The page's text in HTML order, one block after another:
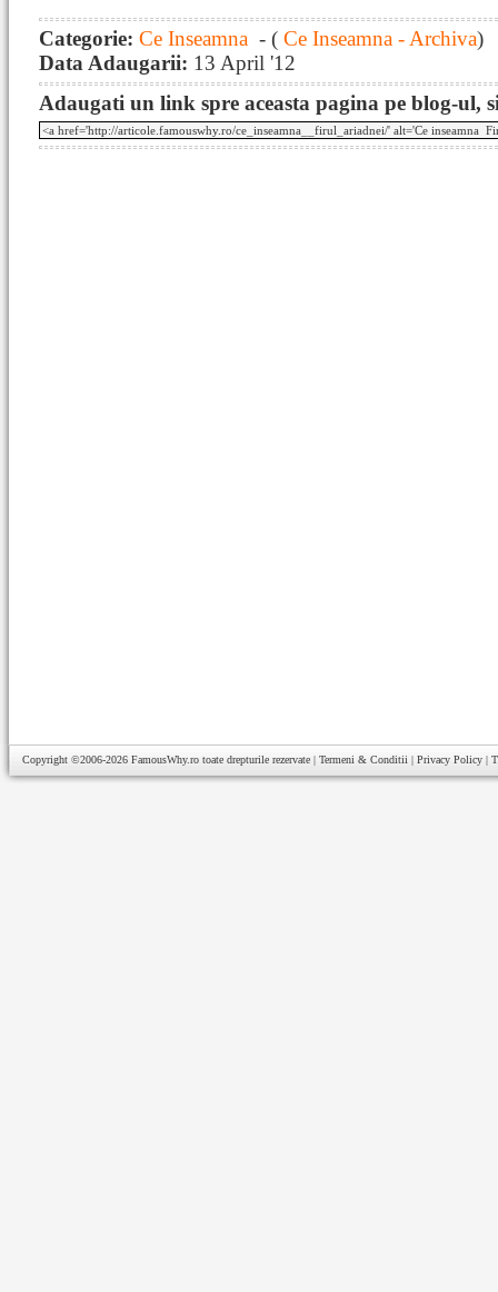
Categorie: Ce Inseamna - ( Ce Inseamna - Archiva)
Data Adaugarii: 13 April '12
Adaugati un link spre aceasta pagina pe blog-ul,
Copyright ©2006-2026 FamousWhy.ro toate drepturile rezervate | Termeni & Conditii | Privacy Policy |